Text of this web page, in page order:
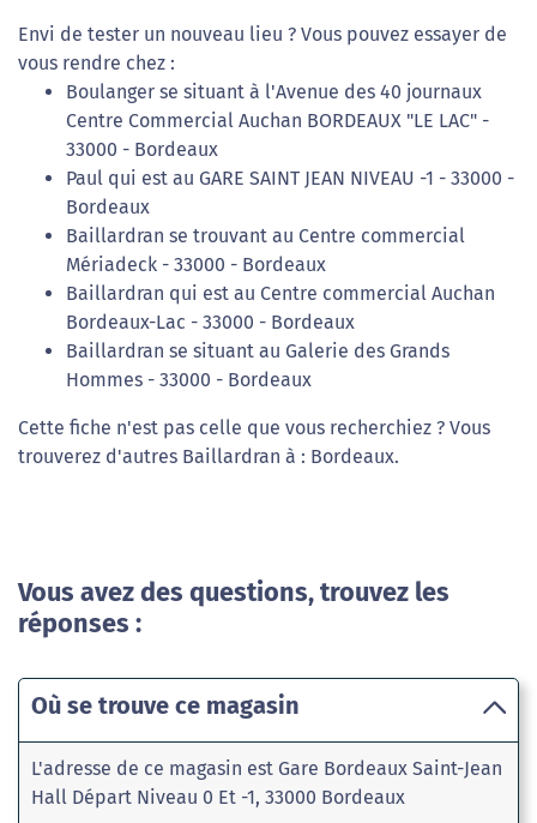
Envi de tester un nouveau lieu ? Vous pouvez essayer de
vous rendre chez :
Boulanger se situant à l'Avenue des 40 journaux
Centre Commercial Auchan BORDEAUX "LE LAC" -
33000 - Bordeaux
Paul qui est au GARE SAINT JEAN NIVEAU -1 - 33000 -
Bordeaux
Baillardran se trouvant au Centre commercial
Mériadeck - 33000 - Bordeaux
Baillardran qui est au Centre commercial Auchan
Bordeaux-Lac - 33000 - Bordeaux
Baillardran se situant au Galerie des Grands
Hommes - 33000 - Bordeaux
Cette fiche n'est pas celle que vous recherchiez ? Vous
trouverez d'autres Baillardran à : Bordeaux.
Vous avez des questions, trouvez les
réponses :
Où se trouve ce magasin
L'adresse de ce magasin est Gare Bordeaux Saint-Jean
Hall Départ Niveau 0 Et -1, 33000 Bordeaux